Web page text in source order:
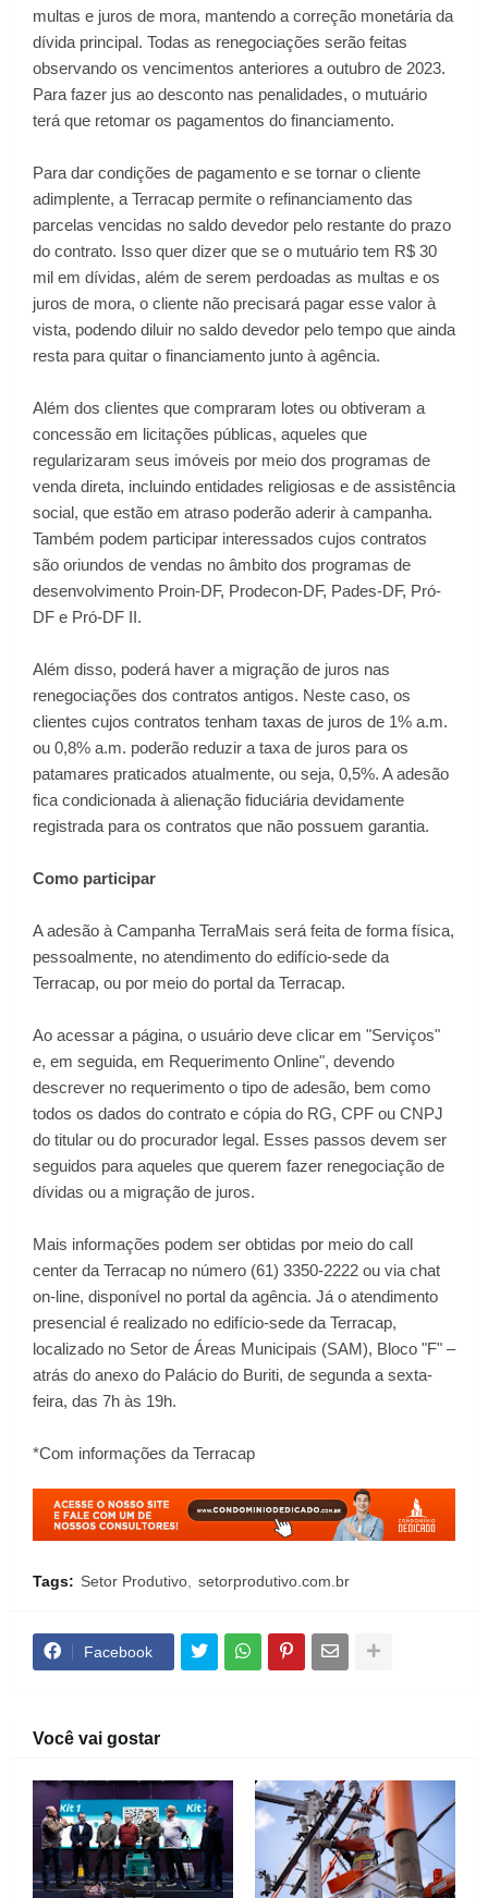
multas e juros de mora, mantendo a correção monetária da
dívida principal. Todas as renegociações serão feitas
observando os vencimentos anteriores a outubro de 2023.
Para fazer jus ao desconto nas penalidades, o mutuário
terá que retomar os pagamentos do financiamento.
Para dar condições de pagamento e se tornar o cliente
adimplente, a Terracap permite o refinanciamento das
parcelas vencidas no saldo devedor pelo restante do prazo
do contrato. Isso quer dizer que se o mutuário tem R$ 30
mil em dívidas, além de serem perdoadas as multas e os
juros de mora, o cliente não precisará pagar esse valor à
vista, podendo diluir no saldo devedor pelo tempo que ainda
resta para quitar o financiamento junto à agência.
Além dos clientes que compraram lotes ou obtiveram a
concessão em licitações públicas, aqueles que
regularizaram seus imóveis por meio dos programas de
venda direta, incluindo entidades religiosas e de assistência
social, que estão em atraso poderão aderir à campanha.
Também podem participar interessados cujos contratos
são oriundos de vendas no âmbito dos programas de
desenvolvimento Proin-DF, Prodecon-DF, Pades-DF, Pró-
DF e Pró-DF II.
Além disso, poderá haver a migração de juros nas
renegociações dos contratos antigos. Neste caso, os
clientes cujos contratos tenham taxas de juros de 1% a.m.
ou 0,8% a.m. poderão reduzir a taxa de juros para os
patamares praticados atualmente, ou seja, 0,5%. A adesão
fica condicionada à alienação fiduciária devidamente
registrada para os contratos que não possuem garantia.
Como participar
A adesão à Campanha TerraMais será feita de forma física,
pessoalmente, no atendimento do edifício-sede da
Terracap, ou por meio do portal da Terracap.
Ao acessar a página, o usuário deve clicar em "Serviços"
e, em seguida, em Requerimento Online", devendo
descrever no requerimento o tipo de adesão, bem como
todos os dados do contrato e cópia do RG, CPF ou CNPJ
do titular ou do procurador legal. Esses passos devem ser
seguidos para aqueles que querem fazer renegociação de
dívidas ou a migração de juros.
Mais informações podem ser obtidas por meio do call
center da Terracap no número (61) 3350-2222 ou via chat
on-line, disponível no portal da agência. Já o atendimento
presencial é realizado no edifício-sede da Terracap,
localizado no Setor de Áreas Municipais (SAM), Bloco "F" –
atrás do anexo do Palácio do Buriti, de segunda a sexta-
feira, das 7h às 19h.
*Com informações da Terracap
Tags: Setor Produtivo setorprodutivo.com.br
Facebook
Você vai gostar